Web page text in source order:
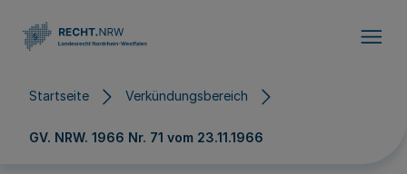
Startseite Verkündungsbereich
GV. NRW. 1966 Nr. 71 vom 23.11.1966